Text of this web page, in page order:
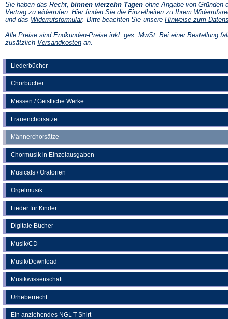
Liederbücher
Chorbücher
Messen / Geistliche Werke
Frauenchorsätze
Männerchorsätze
Chormusik in Einzelausgaben
Musicals / Oratorien
Orgelmusik
Lieder für Kinder
Digitale Bücher
Musik/CD
Musik/Download
Musikwissenschaft
Urheberrecht
Ein anziehendes NGL T-Shirt
Sie haben das Recht, binnen vierzehn Tagen ohne Angabe von Gründen
Vertrag zu widerrufen. Hier finden Sie die Einzelheiten zu Ihrem
und das Widerrufsformular(Öffnet
einem
neuen
. Bitte beachten Sie unsere Hinweise zum
Alle Preise sind Endkunden-Preise inkl. ges. MwSt. Bei einer Bestellung
zusätzlich Versandkosten(Öffnet
an.